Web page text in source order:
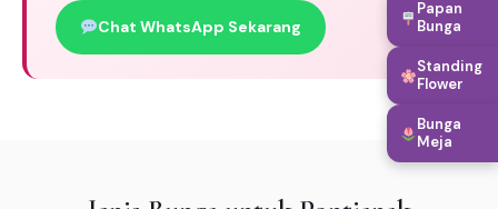
Chat WhatsApp Sekarang
Papan
Bunga
Standing
Flower
Bunga
Meja